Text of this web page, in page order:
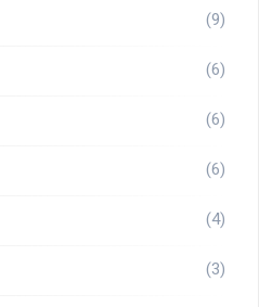
(9)
(6)
(6)
(6)
(4)
(3)